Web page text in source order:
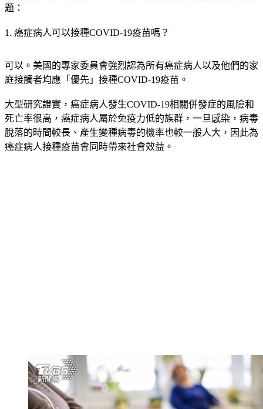
當時機完成疫苗接種。他也整理出病人及家屬最常問的幾個問
可以。美國的專家委員會強烈認為所有癌症病人以及他們的家
大型研究證實，癌症病人發生COVID-19相關併發症的風險和
死亡率很高，癌症病人屬於免疫力低的族群，一旦感染，病毒
脫落的時間較長、產生變種病毒的機率也較一般人大